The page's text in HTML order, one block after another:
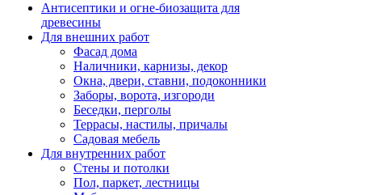
Антисептики и огне-биозащита для
древесины
Для внешних работ
Фасад дома
Наличники, карнизы, декор
Окна, двери, ставни, подоконники
Заборы, ворота, изгороди
Беседки, перголы
Террасы, настилы, причалы
Садовая мебель
Для внутренних работ
Стены и потолки
Пол, паркет, лестницы